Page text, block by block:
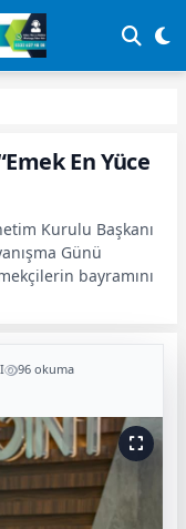
En Yüce
Kurulu Başkanı
Günü
bayramını
96 okuma